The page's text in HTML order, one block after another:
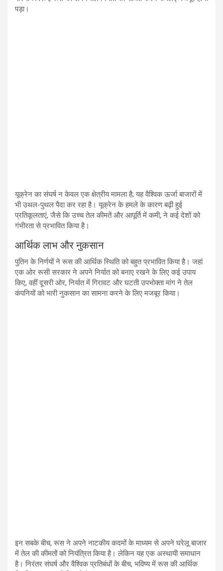
पड़ा।
यूक्रेन का संघर्ष न केवल एक क्षेत्रीय मामला है; यह वैश्विक ऊर्जा बाजारों में
भी उथल-पुथल पैदा कर रहा है। यूक्रेन के हमले के कारण बढ़ी हुई
प्रतिकूलताएं, जैसे कि उच्च तेल कीमतें और आपूर्ति में कमी, ने कई देशों को
गंभीरता से प्रभावित किया है।
आर्थिक लाभ और नुकसान
पुतिन के निर्णयों ने रूस की आर्थिक स्थिति को बहुत प्रभावित किया है। जहां
एक ओर रूसी सरकार ने अपने निर्यात को बनाए रखने के लिए कई उपाय
किए, वहीं दूसरी ओर, निर्यात में गिरावट और घटती उपभोक्ता मांग ने तेल
कंपनियों को भारी नुकसान का सामना करने के लिए मजबूर किया।
इन सबके बीच, रूस ने अपने नाटकीय कदमों के माध्यम से अपने घरेलू बाजार
में तेल की कीमतों को नियंत्रित किया है। लेकिन यह एक अस्थायी समाधान
है। निरंतर संघर्ष और वैश्विक प्रतिबंधों के बीच, भविष्य में रूस की आर्थिक